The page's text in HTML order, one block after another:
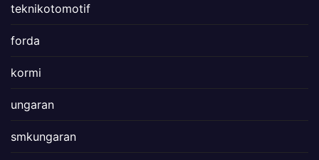
teknikotomotif
forda
kormi
ungaran
smkungaran